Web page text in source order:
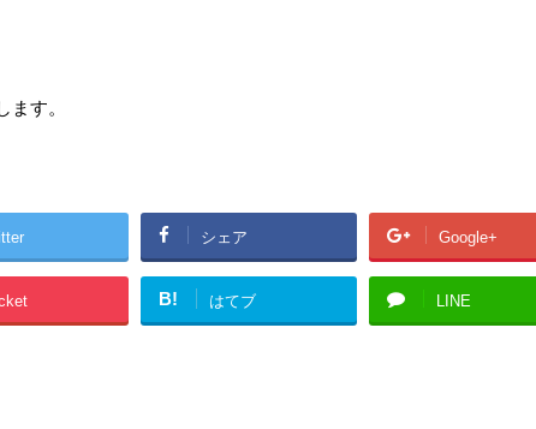
ます。
シェア Google+
B! はてブ LINE